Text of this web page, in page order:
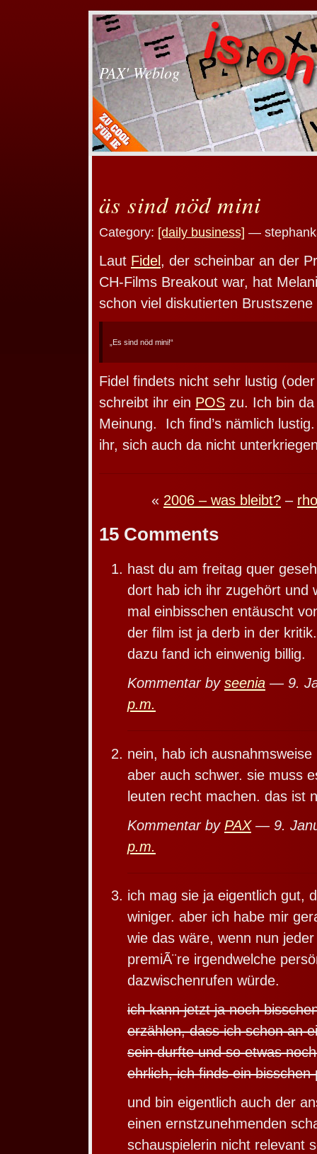
PAX' Weblog
äs sind nöd mini
Category: [daily business] —
Laut Fidel , der scheinbar an der
CH-Films Breakout war, hat
schon viel diskutierten
„Es sind nöd mini!“
Fidel findets nicht sehr lustig
schreibt ihr ein POS zu. Ich bin
Meinung. Ich find’s nämlich
ihr, sich auch da nicht
« 2006 – was bleibt? –
15 Comments
hast du am freitag quer
dort hab ich ihr zugehört und
mal einbisschen entäuscht
der film ist ja derb in der
dazu fand ich einwenig billig.
Kommentar by seenia — 9.
p.m.
nein, hab ich
aber auch schwer. sie muss
leuten recht machen. das ist
Kommentar by PAX— 9.
p.m.
ich mag sie ja eigentlich gut,
winiger. aber ich habe mir
wie das wäre, wenn nun
premiÃ¨re irgendwelche
dazwischenrufen würde.
ich kann jetzt ja noch
erzählen, dass ich schon an
sein durfte und so etwas
ehrlich, ich finds ein bisschen
und bin eigentlich auch der
einen ernstzunehmenden
schauspielerin nicht relevant